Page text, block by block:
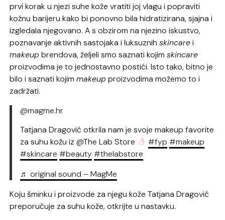
prvi korak u njezi suhe kože vratiti joj vlagu i popraviti
kožnu barijeru kako bi ponovno bila hidratizirana, sjajna i
izgledala njegovano. A s obzirom na njezino iskustvo,
poznavanje aktivnih sastojaka i luksuznihskincarei
makeup brendova, željeli smo saznati kojimskincare
proizvodima je to jednostavno postići. Isto tako, bitno je
bilo i saznati kojimmakeup proizvodima možemo to i
zadržati.
@magme.hr
Tatjana Dragović otkrila nam je svoje makeup favorite
za suhu kožu iz @The Lab Store
#fyp #makeup
#skincare #beauty#thelabstore
♬ original sound – MagMe
Koju šminku i proizvode za njegu kože Tatjana Dragović
preporučuje za suhu kože, otkrijte u nastavku.